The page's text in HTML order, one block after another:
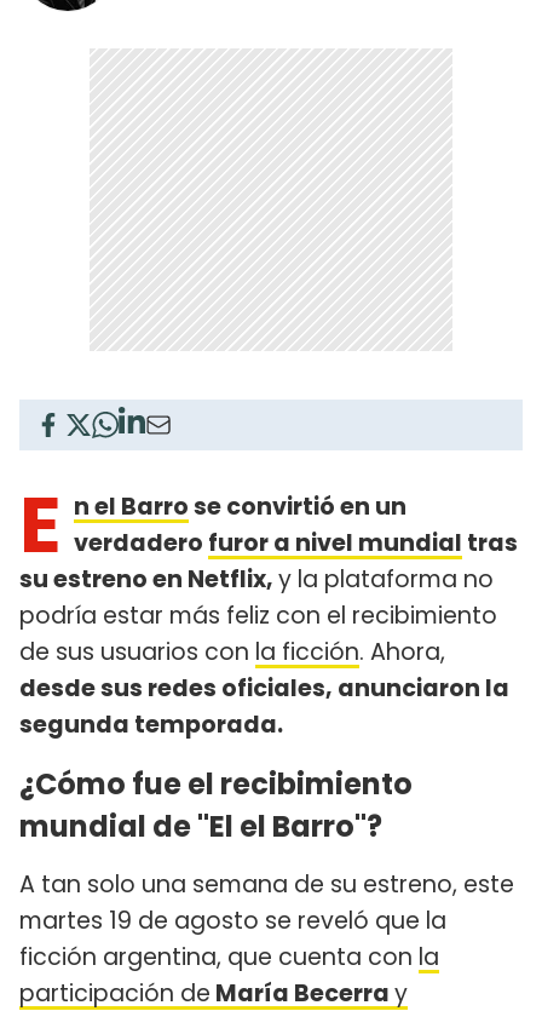
E n el Barrose convirtió en un
verdadero furor a nivel mundial tras
su estreno en Netflix,y la plataforma no
podría estar más feliz con el recibimiento
de sus usuarios con la ficción. Ahora,
desde sus redes oficiales, anunciaron la
segunda temporada.
¿Cómo fue el recibimiento
mundial de "El el Barro"?
A tan solo una semana de su estreno, este
martes 19 de agosto se reveló que la
ficción argentina, que cuenta con la
participación de María Becerray